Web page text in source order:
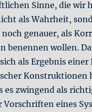
Sinne, die wir
als Wahrheit,
genauer, als
benennen wollen.
als Ergebnis einer
Konstruktionen
es zwingend als
Vorschriften eines